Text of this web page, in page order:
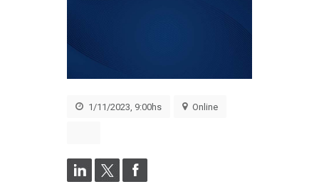
1/11/2023, 9:00hs Online